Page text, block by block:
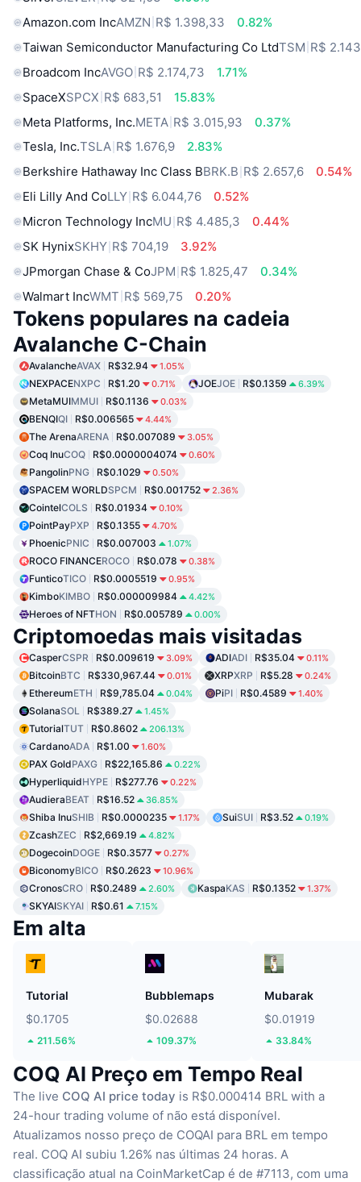
Amazon.com IncAMZN R$ 1.398,33
0.82%
Taiwan Semiconductor Manufacturing Co LtdTSM R$
Broadcom IncAVGO R$ 2.174,73
1.71%
SpaceXSPCX R$ 683,51
15.83%
Meta Platforms, Inc.META R$ 3.015,93
0.37%
Tesla, Inc.TSLA R$ 1.676,9
2.83%
Berkshire Hathaway Inc Class BBRK.B R$ 2.657,6
0.54%
Eli Lilly And CoLLY R$ 6.044,76
0.52%
Micron Technology IncMU R$ 4.485,3
0.44%
SK HynixSKHY R$ 704,19
3.92%
JPmorgan Chase & CoJPM R$ 1.825,47
0.34%
Walmart IncWMT R$ 569,75 0.20%
Tokens populares na cadeia
Avalanche C-Chain
AvalancheAVAX R$32.94 1.05%
NEXPACENXPC R$1.20 0.71% JOEJOE R$0.1359 6.39%
MetaMUIMMUI R$0.1136 0.03%
BENQIQI R$0.006565 4.44%
The ArenaARENA R$0.007089 3.05%
Coq InuCOQ R$0.0000004074 0.60%
PangolinPNG R$0.1029 0.50%
SPACEM WORLDSPCM R$0.001752 2.36%
CointelCOLS R$0.01934 0.10%
PointPayPXP R$0.1355 4.70%
PhoenicPNIC R$0.007003 1.07%
ROCO FINANCEROCO R$0.078 0.38%
FunticoTICO R$0.0005519 0.95%
KimboKIMBO R$0.000009984 4.42%
Heroes of NFTHON R$0.005789 0.00%
Criptomoedas mais visitadas
CasperCSPR R$0.009619 3.09% ADIADI R$35.04 0.11%
BitcoinBTC R$330,967.44 0.01% XRPXRP R$5.28 0.24%
EthereumETH R$9,785.04 0.04% PiPI R$0.4589 1.40%
SolanaSOL R$389.27 1.45%
TutorialTUT R$0.8602 206.13%
CardanoADA R$1.00 1.60%
PAX GoldPAXG R$22,165.86 0.22%
HyperliquidHYPE R$277.76 0.22%
AudieraBEAT R$16.52 36.85%
Shiba InuSHIB R$0.0000235 1.17% SuiSUI R$3.52 0.19%
ZcashZEC R$2,669.19 4.82%
DogecoinDOGE R$0.3577 0.27%
BiconomyBICO R$0.2623 10.96%
CronosCRO R$0.2489 2.60% KaspaKAS R$0.1352 1.37%
SKYAISKYAI R$0.61 7.15%
Em alta
Tutorial
$0.1705
211.56%
Bubblemaps
$0.02688
109.37%
Mubarak
$0.01919
33.84%
COQ AI Preço em Tempo Real
The live COQ AI price today is R$0.000414 BRL with a
24-hour trading volume of não está disponível.
Atualizamos nosso preço de COQAI para BRL em tempo
real. COQ AI subiu 1.26% nas últimas 24 horas. A
classificação atual na CoinMarketCap é de #7113, com uma